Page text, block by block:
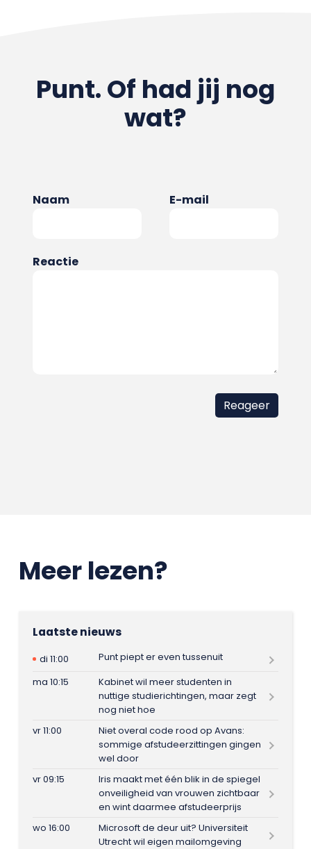
Punt. Of had jij nog
wat?
Naam E-mail
Reactie
Meer lezen?
Laatste nieuws
di 11:00
Punt piept er even tussenuit
ma 10:15
Kabinet wil meer studenten in
nuttige studierichtingen, maar zegt
nog niet hoe
vr 11:00
Niet overal code rood op Avans:
sommige afstudeerzittingen gingen
wel door
vr 09:15
Iris maakt met één blik in de spiegel
onveiligheid van vrouwen zichtbaar
en wint daarmee afstudeerprijs
wo 16:00
Microsoft de deur uit? Universiteit
Utrecht wil eigen mailomgeving